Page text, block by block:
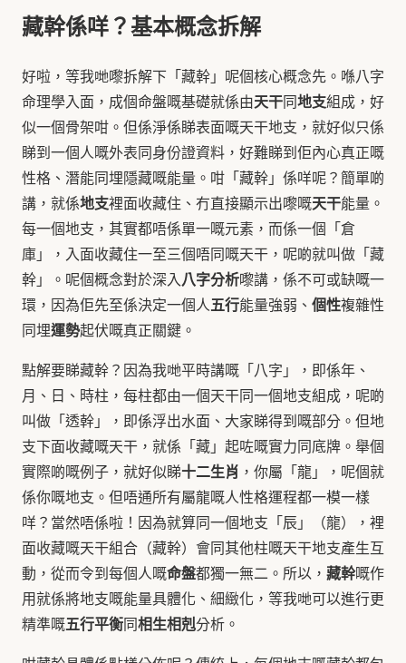
藏幹係咩？基本概念拆解
好啦，等我哋嚟拆解下「藏幹」呢個核心概念先。喺八字
命理學入面，成個命盤嘅基礎就係由天干同地支組成，好
似一個骨架咁。但係淨係睇表面嘅天干地支，就好似只係
睇到一個人嘅外表同身份證資料，好難睇到佢內心真正嘅
性格、潛能同埋隱藏嘅能量。咁「藏幹」係咩呢？簡單啲
講，就係地支裡面收藏住、冇直接顯示出嚟嘅天干能量。
每一個地支，其實都唔係單一嘅元素，而係一個「倉
庫」，入面收藏住一至三個唔同嘅天干，呢啲就叫做「藏
幹」。呢個概念對於深入八字分析嚟講，係不可或缺嘅一
環，因為佢先至係決定一個人五行能量強弱、 個性複雜性
同埋運勢起伏嘅真正關鍵。
點解要睇藏幹？因為我哋平時講嘅「八字」，即係年、
月、日、時柱，每柱都由一個天干同一個地支組成，呢啲
叫做「透幹」，即係浮出水面、大家睇得到嘅部分。但地
支下面收藏嘅天干，就係「藏」起咗嘅實力同底牌。舉個
實際啲嘅例子，就好似睇十二生肖 ，你屬「龍」，呢個就
係你嘅地支。但唔通所有屬龍嘅人性格運程都一模一樣
咩？當然唔係啦！因為就算同一個地支「辰」（龍），裡
面收藏嘅天干組合（藏幹）會同其他柱嘅天干地支產生互
動，從而令到每個人嘅命盤都獨一無二。所以， 藏幹嘅作
用就係將地支嘅能量具體化、細緻化，等我哋可以進行更
精準嘅五行平衡同相生相剋分析。